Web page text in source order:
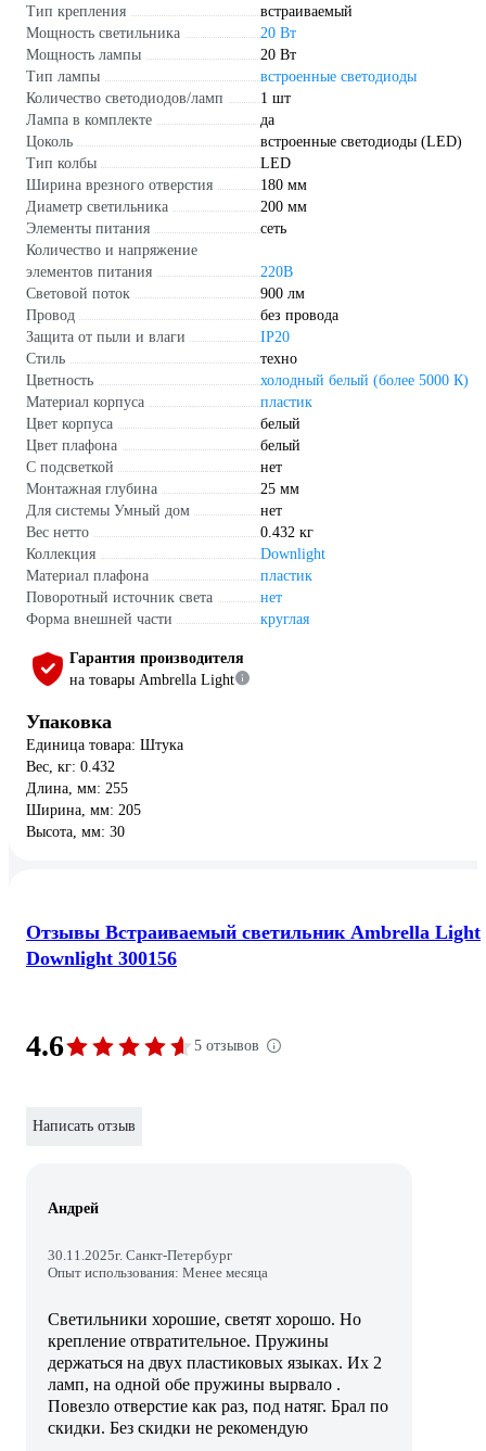
Тип крепления
встраиваемый
Мощность светильника
20 Вт
Мощность лампы
20 Вт
Тип лампы
встроенные светодиоды
Количество светодиодов/ламп
1 шт
Лампа в комплекте
да
Цоколь
встроенные светодиоды (LED)
Тип колбы
LED
Ширина врезного отверстия
180 мм
Диаметр светильника
200 мм
Элементы питания
сеть
Количество и напряжение
элементов питания
220В
Световой поток
900 лм
Провод
без провода
Защита от пыли и влаги
IP20
Стиль
техно
Цветность
холодный белый (более 5000 К)
Материал корпуса
пластик
Цвет корпуса
белый
Цвет плафона
белый
С подсветкой
нет
Монтажная глубина
25 мм
Для системы Умный дом
нет
Вес нетто
0.432 кг
Коллекция
Downlight
Материал плафона
пластик
Поворотный источник света
нет
Форма внешней части
круглая
Гарантия производителя
на товары Ambrella Light
Упаковка
Единица товара: Штука
Вес, кг: 0.432
Длина, мм: 255
Ширина, мм: 205
Высота, мм: 30
Отзывы Встраиваемый светильник Ambrella Light
Downlight 300156
4.6 5 отзывов
Написать отзыв
Андрей
30.11.2025г. Санкт-Петербург
Опыт использования: Менее месяца
Светильники хорошие, светят хорошо. Но
крепление отвратительное. Пружины
держаться на двух пластиковых языках. Их 2
ламп, на одной обе пружины вырвало .
Повезло отверстие как раз, под натяг. Брал по
скидки. Без скидки не рекомендую